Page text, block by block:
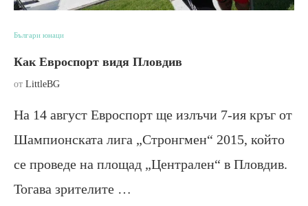
Българи юнаци
Как Евроспорт видя Пловдив
от LittleBG
На 14 август Евроспорт ще излъчи 7-ия кръг от
Шампионската лига „Стронгмен“ 2015, който
се проведе на площад „Централен“ в Пловдив.
Тогава зрителите …